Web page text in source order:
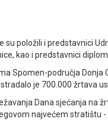
su položili i predstavnici
kao i predstavnici
Spomen-područja Donja
je 700.000 žrtava
Dana sjećanja na
najvećem stratištu -